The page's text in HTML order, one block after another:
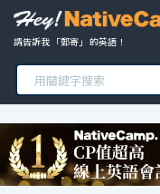
請告訴我 「郵寄」 的英語！